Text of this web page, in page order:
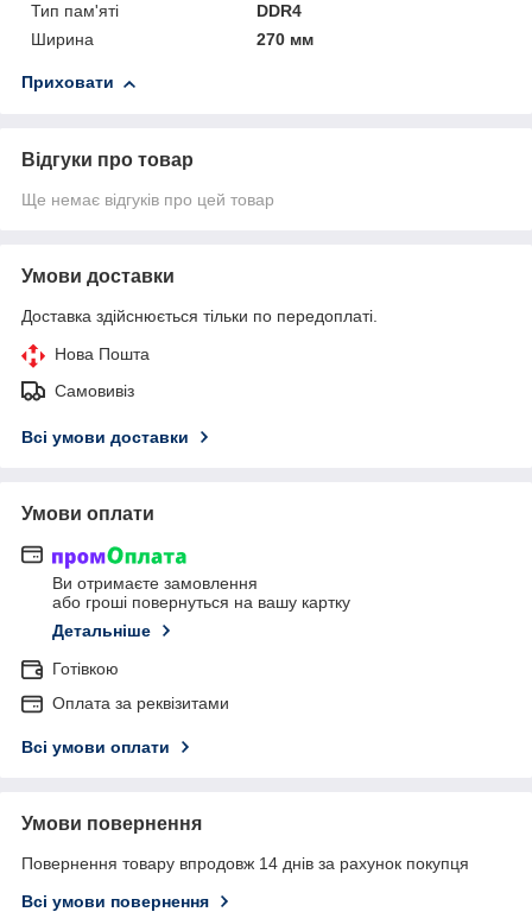
Тип пам'яті
DDR4
Ширина
270 мм
Приховати
Відгуки про товар
Ще немає відгуків про цей товар
Умови доставки
Доставка здійснюється тільки по передоплаті.
Нова Пошта
Самовивіз
Всі умови доставки
Умови оплати
Ви отримаєте замовлення
або гроші повернуться на вашу картку
Детальніше
Готівкою
Оплата за реквізитами
Всі умови оплати
Умови повернення
Повернення товару впродовж 14 днів за рахунок покупця
Всі умови повернення